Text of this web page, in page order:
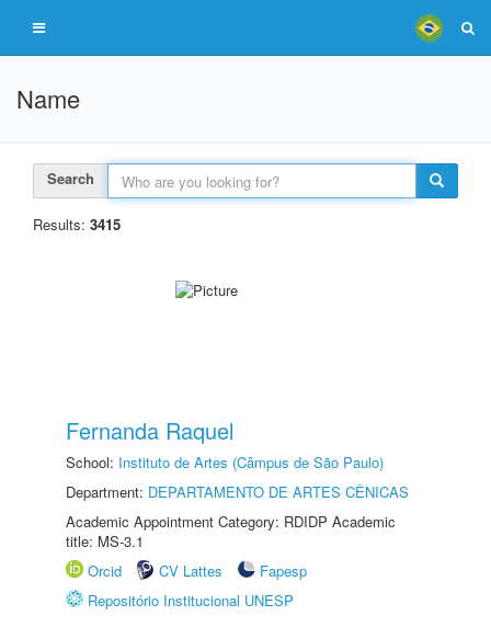
Name
Search
Results: 3415
Fernanda Raquel
School: Instituto de Artes (Câmpus de São Paulo)
Department: DEPARTAMENTO DE ARTES CÊNICAS
Academic Appointment Category: RDIDP Academic
title: MS-3.1
Orcid
CV Lattes
Fapesp
Repositório Institucional UNESP